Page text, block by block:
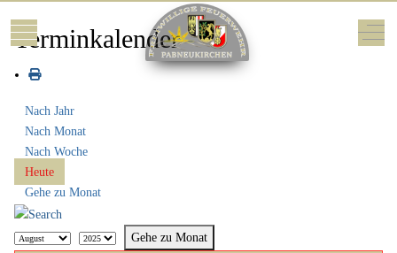
Mobile Menu Toggle Off-
Terminkalender
Nach Jahr
Nach Monat
Nach Woche
Heute
Gehe zu Monat
Gehe zu Monat